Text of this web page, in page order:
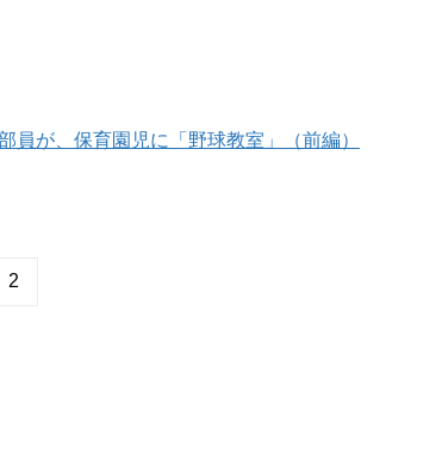
員が、保育園児に「野球教室」（前編）
2